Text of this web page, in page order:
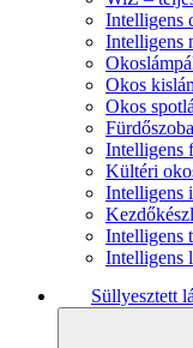
Intelligens
Intelligens
Okos
Okos
Intelligens
Kültéri
Intelligens
Intelligens
Intelligens
Süllyesztett